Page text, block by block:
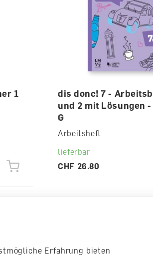
1
dis donc! 7 -
und 2 mit Lösungen -
G
Arbeitsheft
lieferbar
CHF 26.80
Erfahrung bieten